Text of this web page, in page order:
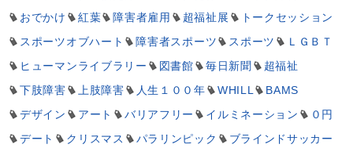
おでかけ
紅葉 障害者雇用 超福祉展
トークセッション
スポーツオブハート
障害者スポーツ スポーツ
ＬＧＢＴ
ヒューマンライブラリー
図書館 毎日新聞
超福祉
下肢障害
上肢障害 人生１００年 WHILL
BAMS
デザイン
アート バリアフリー イルミネーション
０円
デート
クリスマス パラリンピック
ブラインドサッカー